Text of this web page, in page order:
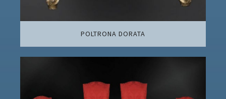
POLTRONA DORATA